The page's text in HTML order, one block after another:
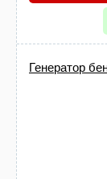
Генератор